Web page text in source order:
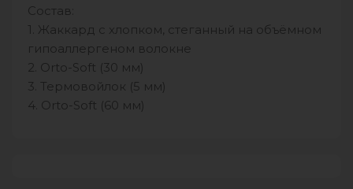
Состав:
1. Жаккард с хлопком, стеганный на объёмном
гипоаллергеном волокне
2. Orto-Soft (30 мм)
3. Термовойлок (5 мм)
4. Orto-Soft (60 мм)